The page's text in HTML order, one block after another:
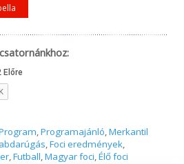
,Programajánló,Merkantil
,Foci eredmények,
,Futball,Magyar foci,Élő foci